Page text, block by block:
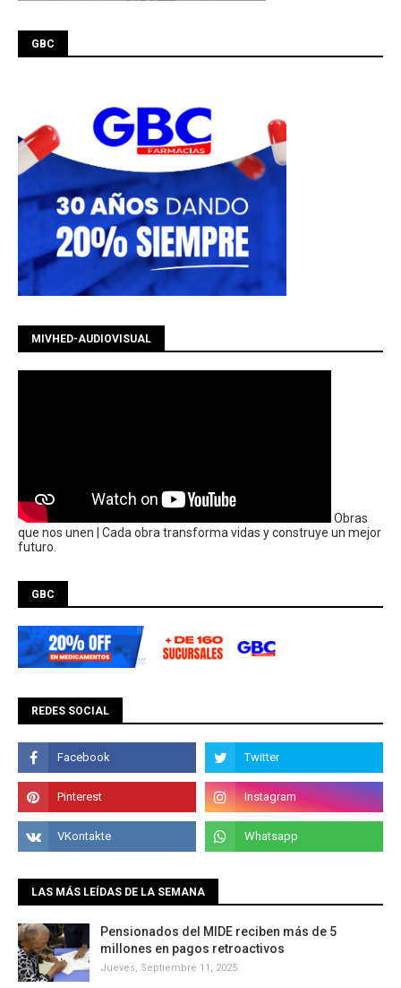
GBC
MIVHED-AUDIOVISUAL
Obras
que nos unen | Cada obra transforma vidas y construye un mejor
futuro.
GBC
REDES SOCIAL
LAS MÁS LEÍDAS DE LA SEMANA
Pensionados del MIDE reciben más de 5
millones en pagos retroactivos
Jueves, Septiembre 11, 2025